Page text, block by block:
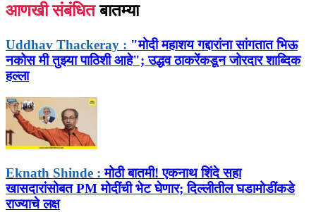
आणखी संबंधित बातम्या
Uddhav Thackeray : "मोदी महाशय गद्दारांना सांगतात भिऊ
नकोस मी तुझ्या पाठिशी आहे"; उद्धव ठाकरेंकडून जोरदार शाब्दिक
हल्ला
Eknath Shinde : मोठी बातमी! एकनाथ शिंदे सहा
खासदारांसोबत PM मोदींची भेट घेणार; दिल्लीतील घडामोडींकडे
राज्याचे लक्ष